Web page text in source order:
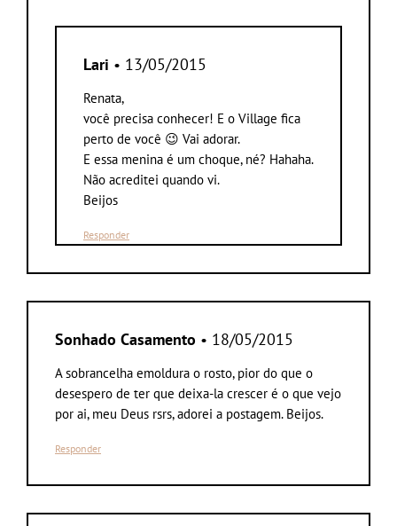
Lari • 13/05/2015
Renata,
você precisa conhecer! E o Village fica
perto de você 😉 Vai adorar.
E essa menina é um choque, né? Hahaha.
Não acreditei quando vi.
Beijos
Responder
Sonhado Casamento • 18/05/2015
A sobrancelha emoldura o rosto, pior do que o
desespero de ter que deixa-la crescer é o que vejo
por ai, meu Deus rsrs, adorei a postagem. Beijos.
Responder